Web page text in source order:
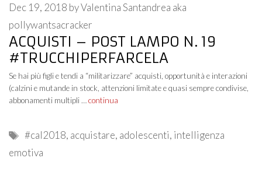
ACQUISTI – POST LAMPO N. 19
#TRUCCHIPERFARCELA
Dec 19, 2018 byValentina Santandrea aka
pollywantsacracker
Se hai più figli e tendi a “militarizzare” acquisti, opportunità e interazioni
(calzini e mutande in stock, attenzioni limitate e quasi sempre condivise,
abbonamenti multipli …continua
Tags
#cal2018, acquistare, adolescenti, intelligenza
emotiva